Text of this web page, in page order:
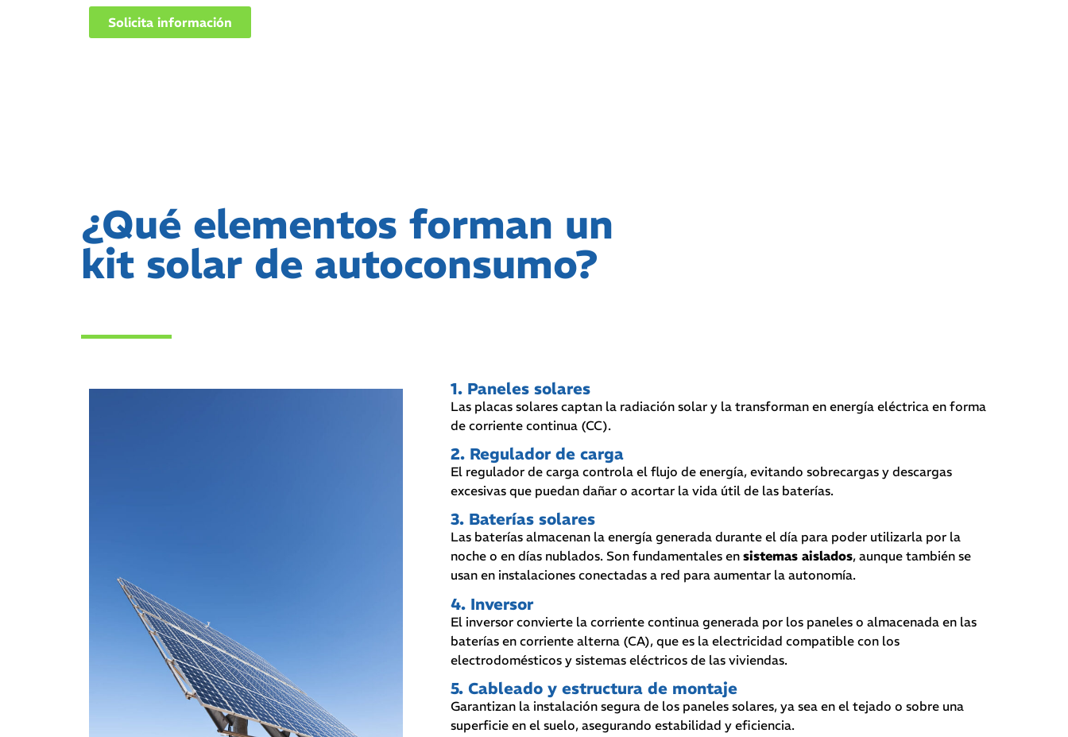
Solicita información
¿Qué elementos forman un
kit solar de autoconsumo?
1. Paneles solares
Las placas solares captan la radiación solar y la transforman en energía eléctrica en forma
de corriente continua (CC).
2. Regulador de carga
El regulador de carga controla el flujo de energía, evitando sobrecargas y descargas
excesivas que puedan dañar o acortar la vida útil de las baterías.
3. Baterías solares
Las baterías almacenan la energía generada durante el día para poder utilizarla por la
noche o en días nublados. Son fundamentales en sistemas aislados, aunque también se
usan en instalaciones conectadas a red para aumentar la autonomía.
4. Inversor
El inversor convierte la corriente continua generada por los paneles o almacenada en las
baterías en corriente alterna (CA), que es la electricidad compatible con los
electrodomésticos y sistemas eléctricos de las viviendas.
5. Cableado y estructura de montaje
Garantizan la instalación segura de los paneles solares, ya sea en el tejado o sobre una
superficie en el suelo, asegurando estabilidad y eficiencia.